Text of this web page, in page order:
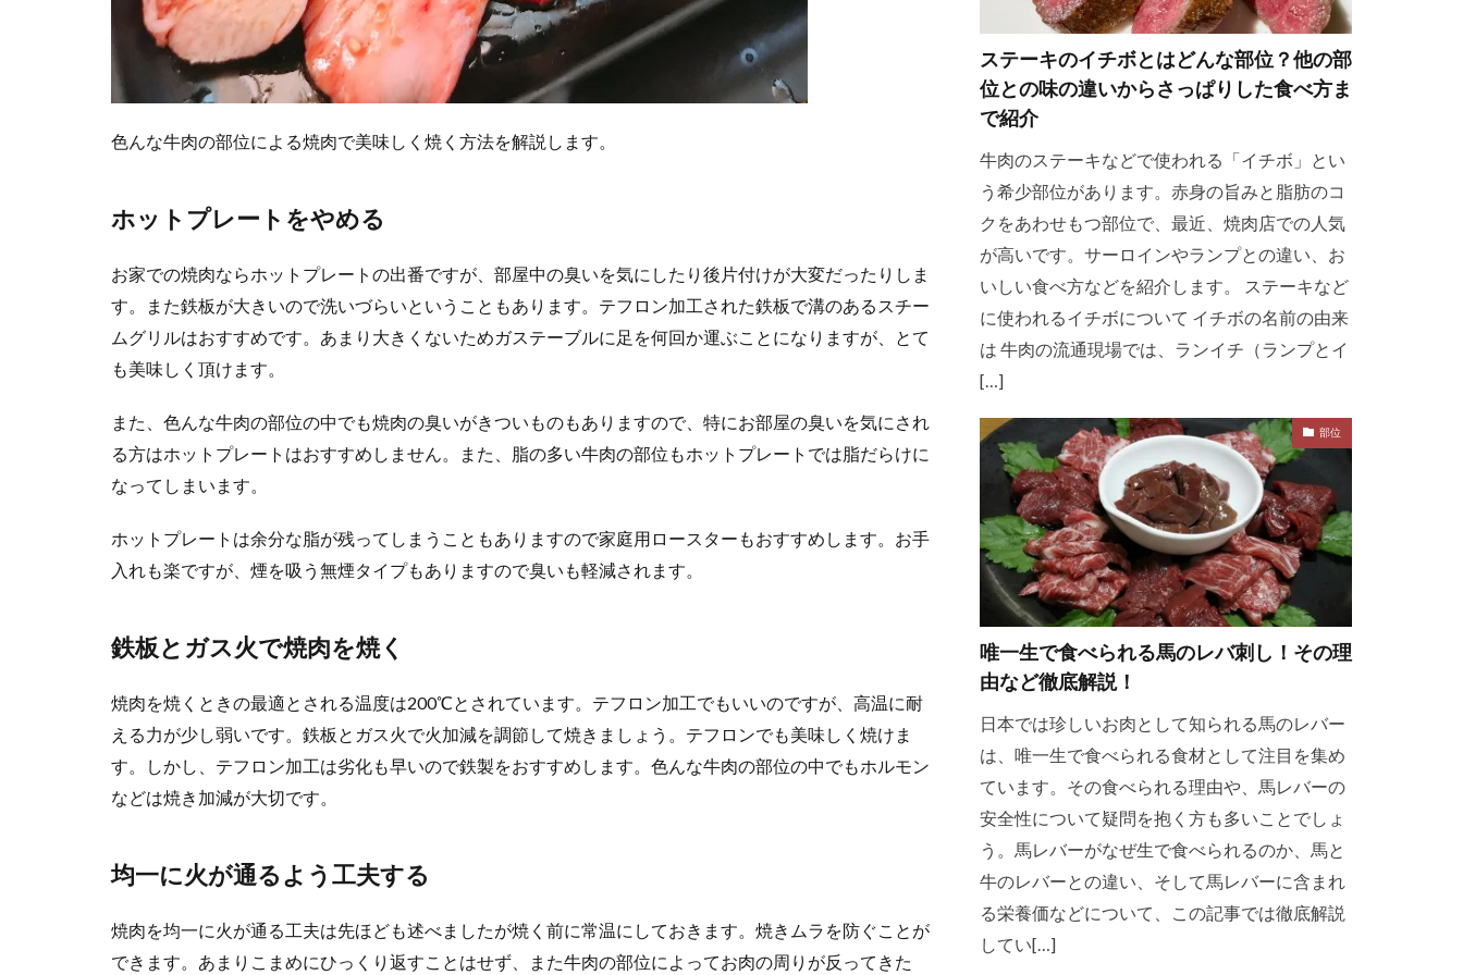
色んな牛肉の部位による焼肉で美味しく焼く方法を解説します。
ホットプレートをやめる
お家での焼肉ならホットプレートの出番ですが、部屋中の臭いを気にしたり後片付けが大変だったりしま
す。また鉄板が大きいので洗いづらいということもあります。テフロン加工された鉄板で溝のあるスチー
ムグリルはおすすめです。あまり大きくないためガステーブルに足を何回か運ぶことになりますが、とて
も美味しく頂けます。
また、色んな牛肉の部位の中でも焼肉の臭いがきついものもありますので、特にお部屋の臭いを気にされ
る方はホットプレートはおすすめしません。また、脂の多い牛肉の部位もホットプレートでは脂だらけに
なってしまいます。
ホットプレートは余分な脂が残ってしまうこともありますので家庭用ロースターもおすすめします。お手
入れも楽ですが、煙を吸う無煙タイプもありますので臭いも軽減されます。
鉄板とガス火で焼肉を焼く
焼肉を焼くときの最適とされる温度は200℃とされています。テフロン加工でもいいのですが、高温に耐
える力が少し弱いです。鉄板とガス火で火加減を調節して焼きましょう。テフロンでも美味しく焼けま
す。しかし、テフロン加工は劣化も早いので鉄製をおすすめします。色んな牛肉の部位の中でもホルモン
などは焼き加減が大切です。
均一に火が通るよう工夫する
焼肉を均一に火が通る工夫は先ほども述べましたが焼く前に常温にしておきます。焼きムラを防ぐことが
できます。あまりこまめにひっくり返すことはせず、また牛肉の部位によってお肉の周りが反ってきた
ステーキのイチボとはどんな部位？他の部
位との味の違いからさっぱりした食べ方ま
で紹介
牛肉のステーキなどで使われる「イチボ」とい
う希少部位があります。赤身の旨みと脂肪のコ
クをあわせもつ部位で、最近、焼肉店での人気
が高いです。サーロインやランプとの違い、お
いしい食べ方などを紹介します。 ステーキなど
に使われるイチボについて イチボの名前の由来
は 牛肉の流通現場では、ランイチ（ランプとイ
[…]
部位
唯一生で食べられる馬のレバ刺し！その理
由など徹底解説！
日本では珍しいお肉として知られる馬のレバー
は、唯一生で食べられる食材として注目を集め
ています。その食べられる理由や、馬レバーの
安全性について疑問を抱く方も多いことでしょ
う。馬レバーがなぜ生で食べられるのか、馬と
牛のレバーとの違い、そして馬レバーに含まれ
る栄養価などについて、この記事では徹底解説
してい[…]